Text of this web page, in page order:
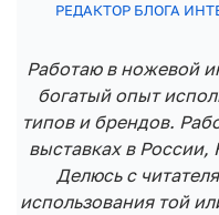
РЕДАКТОР БЛОГА
Работаю в ножевой
богатый опыт
типов и брендов.
выставках в
Делюсь с
использования той